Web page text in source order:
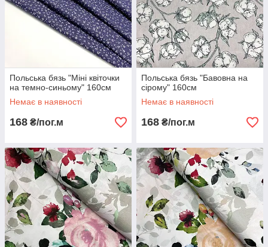
Польська бязь "Міні квіточки
на темно-синьому" 160см
Немає в наявності
168 ₴/пог.м
Польська бязь "Бавовна на
сірому" 160см
Немає в наявності
168 ₴/пог.м